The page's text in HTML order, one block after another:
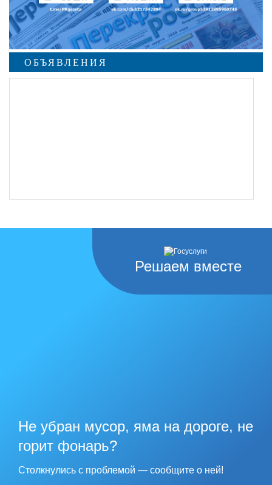
ОБЪЯВЛЕНИЯ
Решаем вместе
Не убран мусор, яма на дороге, не
горит фонарь?
Столкнулись с проблемой — сообщите о ней!